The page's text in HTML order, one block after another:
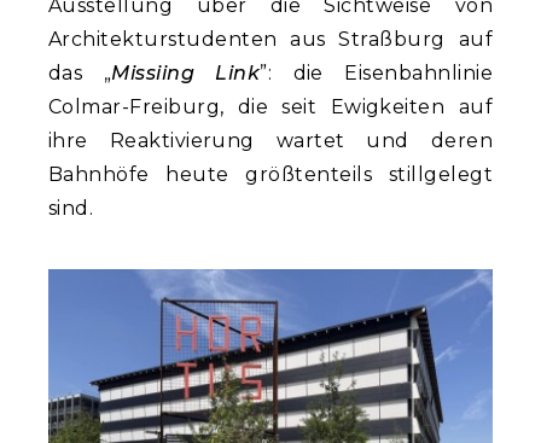
Ausstellung über die Sichtweise von
Architekturstudenten aus Straßburg auf
das „Missiing Link”: die Eisenbahnlinie
Colmar-Freiburg, die seit Ewigkeiten auf
ihre Reaktivierung wartet und deren
Bahnhöfe heute größtenteils stillgelegt
sind.